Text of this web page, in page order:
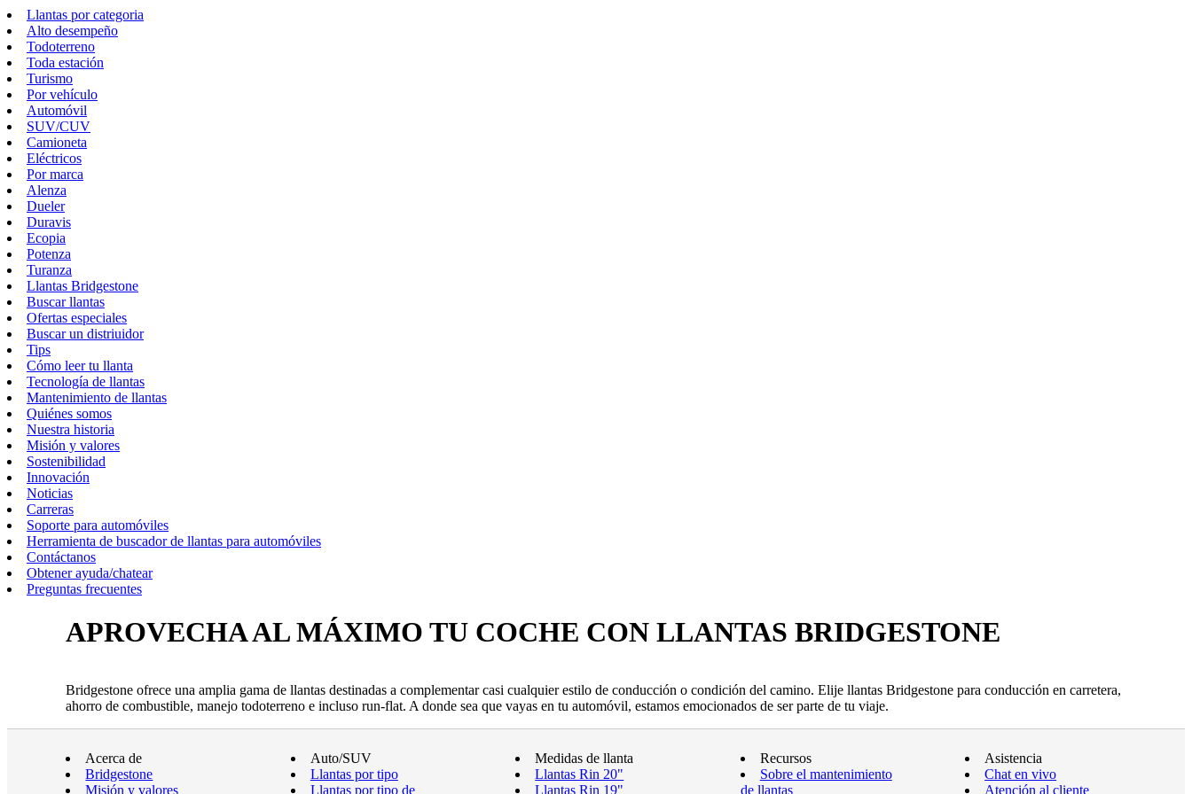
Llantas por categoria
Alto desempeño
Todoterreno
Toda estación
Turismo
Por vehículo
Automóvil
SUV/CUV
Camioneta
Eléctricos
Por marca
Alenza
Dueler
Duravis
Ecopia
Potenza
Turanza
Llantas Bridgestone
Buscar llantas
Ofertas especiales
Buscar un distriuidor
Tips
Cómo leer tu llanta
Tecnología de llantas
Mantenimiento de llantas
Quiénes somos
Nuestra historia
Misión y valores
Sostenibilidad
Innovación
Noticias
Carreras
Soporte para automóviles
Herramienta de buscador de llantas para automóviles
Contáctanos
Obtener ayuda/chatear
Preguntas frecuentes
APROVECHA AL MÁXIMO TU COCHE CON LLANTAS BRIDGESTONE
Bridgestone ofrece una amplia gama de llantas destinadas a complementar casi cualquier estilo de conducción o condición del camino. Elije llantas Bridgestone para conducción en carretera,
ahorro de combustible, manejo todoterreno e incluso run-flat. A donde sea que vayas en tu automóvil, estamos emocionados de ser parte de tu viaje.
Acerca de
Bridgestone
Misión y valores
Auto/SUV
Llantas por tipo
Llantas por tipo de
Medidas de llanta
Llantas Rin 20"
Llantas Rin 19"
Recursos
Sobre el mantenimiento
de llantas
Asistencia
Chat en vivo
Atención al cliente